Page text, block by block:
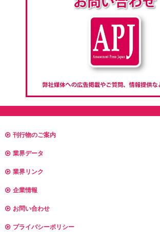
刊行物のご案内
業界データ
業界リンク
企業情報
お問い合わせ
プライバシーポリシー